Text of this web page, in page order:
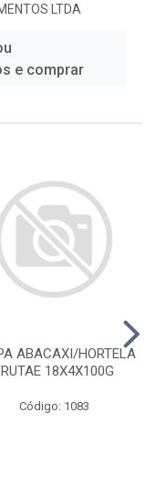
LTDA
e comprar
ABACAXI/HORTELA
18X4X100G
Código: 1083